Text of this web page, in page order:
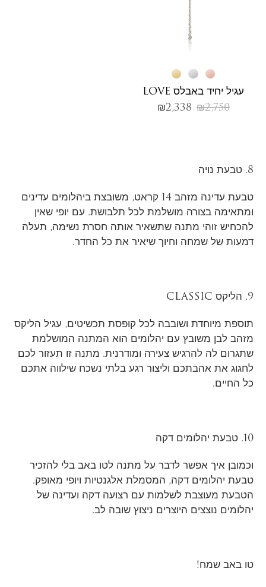
עגיל יחיד באבלס LOVE
₪2,750
₪2,338
8. טבעת נויה
טבעת עדינה מזהב 14 קראט, משובצת ביהלומים עדינים
ומתאימה בצורה מושלמת לכל תלבושת. עם יופי שאין
להכחיש זוהי מתנה שתשאיר אותה חסרת נשימה, תעלה
דמעות של שמחה וחיוך שיאיר את כל החדר.
9. הליקס CLASSIC
תוספת מיוחדת ושובבה לכל קופסת תכשיטים, עגיל הליקס
מזהב לבן משובץ עם יהלומים הוא המתנה המושלמת
שתגרום לה להרגיש צעירה ומודרנית. מתנה זו תעזור לכם
לחגוג את אהבתכם וליצור רגע בלתי נשכח שילווה אתכם
כל החיים.
10. טבעת יהלומים דקה
וכמובן איך אפשר לדבר על מתנה לטו באב בלי להזכיר
טבעת יהלומים דקה, המסמלת אלגנטיות ויופי מאופק.
הטבעת מעוצבת לשלמות עם רצועה דקה ועדינה של
יהלומים נוצצים היוצרים ניצוץ שובה לב.
טו באב שמח!